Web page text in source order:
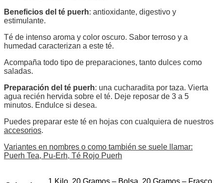
Beneficios del té puerh: antioxidante, digestivo y
estimulante.
Té de intenso aroma y color oscuro. Sabor terroso y a
humedad caracterizan a este té.
Acompaña todo tipo de preparaciones, tanto dulces como
saladas.
Preparación del té puerh: una cucharadita por taza. Vierta
agua recién hervida sobre el té. Deje reposar de 3 a 5
minutos. Endulce si desea.
Puedes preparar este té en hojas con cualquiera de nuestros
accesorios.
Variantes en nombres o como también se suele llamar:
Puerh Tea, Pu-Erh, Té Rojo Puerh
1 Kilo, 20 Gramos – Bolsa, 20 Gramos – Frasco